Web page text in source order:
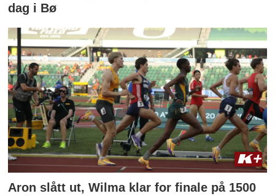
dag i Bø
Aron slått ut, Wilma klar for finale på 1500